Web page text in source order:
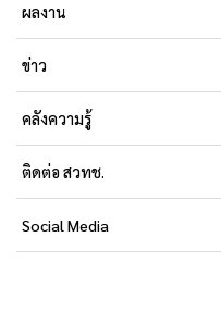
ผลงาน
ข่าว
คลังความรู้
ติดต่อ สวทช.
Social Media